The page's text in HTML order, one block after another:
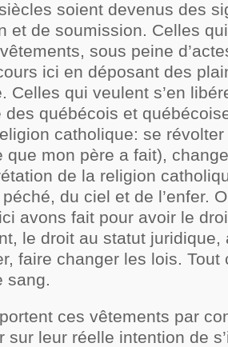
soient devenus des
et de soumission. Celles
sous peine
ici en déposant des
Celles qui veulent s’en
des québécois et
catholique: se révolter
que mon père a fait),
de la religion
du ciel et de l’enfer.
avons fait pour avoir le
le droit au statut juridique,
faire changer les lois. Tout
sang.
ces vêtements par
sur leur réelle intention de